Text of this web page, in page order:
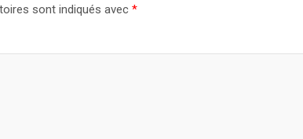
sont indiqués avec *